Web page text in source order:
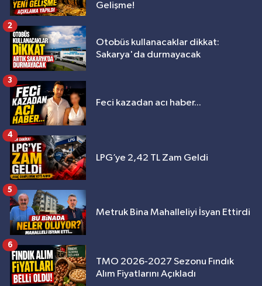
Gelişme!
Otobüs kullanacaklar dikkat:
Sakarya'da durmayacak
2
Feci kazadan acı haber...
3
LPG’ye 2,42 TL Zam Geldi
4
Metruk Bina Mahalleliyi İsyan Ettirdi
5
TMO 2026-2027 Sezonu Fındık
Alım Fiyatlarını Açıkladı
6